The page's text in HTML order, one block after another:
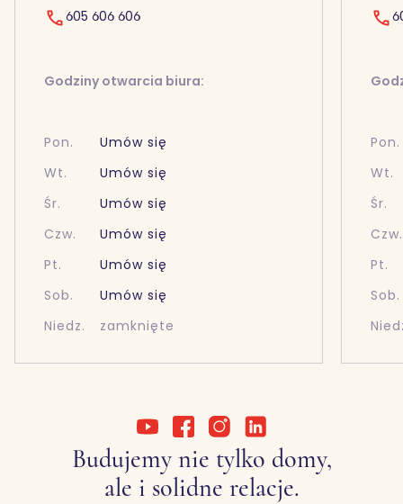
605 606 606
Godziny otwarcia biura:
Pon.
Umów się
Wt.
Umów się
Śr.
Umów się
Czw.
Umów się
Pt.
Umów się
Sob.
Umów się
Niedz.
zamknięte
Pon.
Wt.
Śr.
Czw.
Pt.
Sob.
Budujemy nie tylko domy,
ale i solidne relacje.